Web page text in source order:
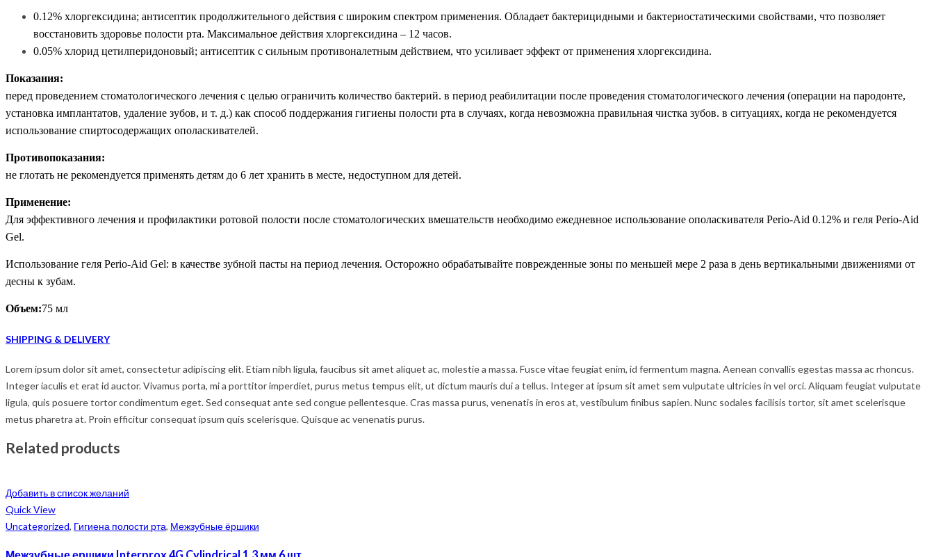
0.12% хлоргексидина; антисептик продолжительного действия с широким спектром применения. Обладает бактерицидными и бактериостатическими свойствами, что позволяет
восстановить здоровье полости рта. Максимальное действия хлоргексидина – 12 часов.
0.05% хлорид цетилперидоновый; антисептик с сильным противоналетным действием, что усиливает эффект от применения хлоргексидина.
Показания:
перед проведением стоматологического лечения с целью ограничить количество бактерий. в период реабилитации после проведения стоматологического лечения (операции на пародонте,
установка имплантатов, удаление зубов, и т. д.) как способ поддержания гигиены полости рта в случаях, когда невозможна правильная чистка зубов. в ситуациях, когда не рекомендуется
использование спиртосодержащих ополаскивателей.
Противопоказания:
не глотать не рекомендуется применять детям до 6 лет хранить в месте, недоступном для детей.
Применение:
Для эффективного лечения и профилактики ротовой полости после стоматологических вмешательств необходимо ежедневное использование ополаскивателя Perio-Aid 0.12% и геля Perio-Aid
Gel.
Использование геля Perio-Aid Gel: в качестве зубной пасты на период лечения. Осторожно обрабатывайте поврежденные зоны по меньшей мере 2 раза в день вертикальными движениями от
десны к зубам.
Объем:75 мл
SHIPPING & DELIVERY
Lorem ipsum dolor sit amet, consectetur adipiscing elit. Etiam nibh ligula, faucibus sit amet aliquet ac, molestie a massa. Fusce vitae feugiat enim, id fermentum magna. Aenean convallis egestas massa ac rhoncus.
Integer iaculis et erat id auctor. Vivamus porta, mi a porttitor imperdiet, purus metus tempus elit, ut dictum mauris dui a tellus. Integer at ipsum sit amet sem vulputate ultricies in vel orci. Aliquam feugiat vulputate
ligula, quis posuere tortor condimentum eget. Sed consequat ante sed congue pellentesque. Cras massa purus, venenatis in eros at, vestibulum finibus sapien. Nunc sodales facilisis tortor, sit amet scelerisque
metus pharetra at. Proin efficitur consequat ipsum quis scelerisque. Quisque ac venenatis purus.
Related products
Добавить в список желаний
Quick View
Uncategorized, Гигиена полости рта, Межзубные ёршики